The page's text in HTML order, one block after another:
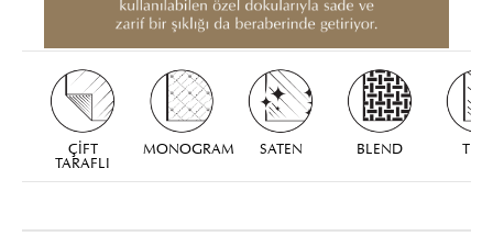
ÇİFT
TARAFLI
MONOGRAM SATEN BLEND